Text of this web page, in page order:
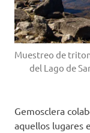
Muestreo de
del Lago de
Gemosclera
aquellos lugares